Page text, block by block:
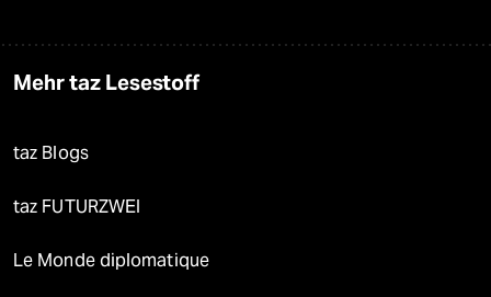
Mehr taz Lesestoff
taz Blogs
taz FUTURZWEI
Le Monde diplomatique